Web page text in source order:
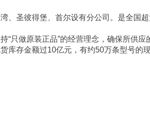
、圣彼得堡、首尔设有分公司。是全国
“只做原装正品”的经营理念，确保所供
库存金额过10亿元，有约50万条型号的